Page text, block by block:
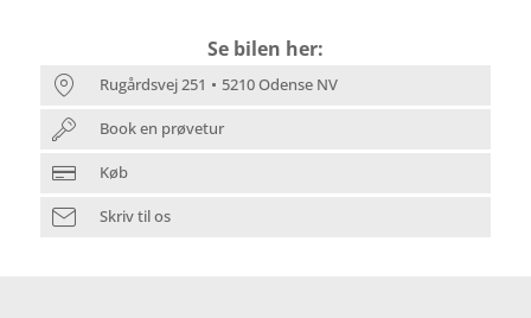
Se bilen her:
Rugårdsvej 251 5210 Odense NV
Book en prøvetur
Køb
Skriv til os